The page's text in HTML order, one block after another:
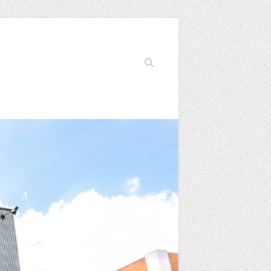
Search